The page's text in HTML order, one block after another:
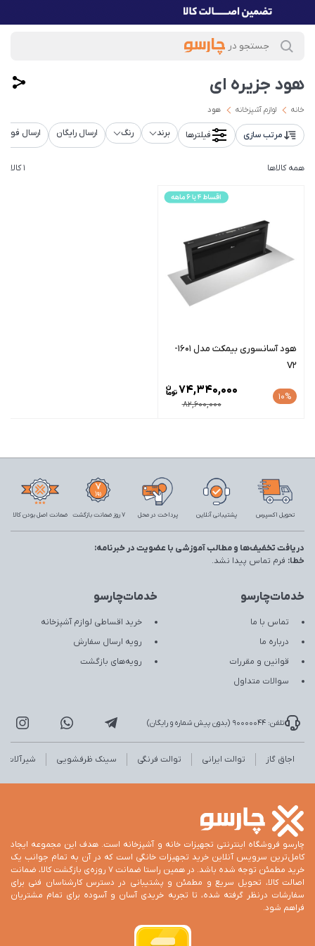
هود جزیره ای
خانه لوازم آشپزخانه هود
1 کالا همه کالاها
مرتب سازی فیلترها برند رنگ ارسال رایگان ارسال فوری
هود آسانسوری بیمکث مدل 1601-
V2
10%
82,600,000
74,340,000
تحویل اکسپرس پشتیبانی آنلاین پرداخت در محل 7 روز ضمانت بازگشت ضمانت اصل بودن کالا
خدمات‌چارسو
تماس با ما
درباره ما
قوانین و مقررات
سوالات متداول
خدمات‌چارسو
خرید اقساطی لوازم آشپزخانه
رویه ارسال سفارش
رویه‌های بازگشت
دریافت تخفیف‌ها و مطالب آموزشی با عضویت در خبرنامه:
خطا: فرم تماس پیدا نشد.
تلفن: 90000044 (بدون پیش شماره و رایگان)
اجاق گاز توالت ایرانی توالت فرنگی سینک ظرفشویی شیرآلات
چارسو فروشگاه اینترنتی تجهیزات خانه و آشپزخانه است. هدف این مجموعه ایجاد
کامل‌ترین سرویس آنلاین خرید تجهیزات خانگی است که در آن به تمام جوانب یک
خرید مطمئن توجه شده باشد. در همین راستا ضمانت 7 روزه‌ی بازگشت کالا، ضمانت
اصالت کالا، تحویل سریع و مطمئن و پشتیبانی در دسترس کارشناسان فنی برای
سفارشات درنظر گرفته شده، تا تجربه خریدی آسان و آسوده برای تمام مشتریان
فراهم شود.